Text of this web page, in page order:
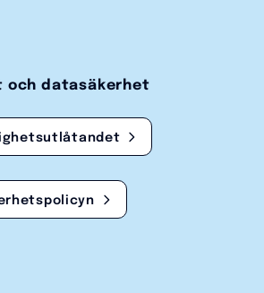
och datasäkerhet